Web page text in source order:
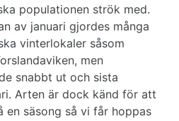
populationen strök med.
av januari gjordes många
vinterlokaler såsom
men
snabbt ut och sista
Arten är dock känd för att
en säsong så vi får hoppas